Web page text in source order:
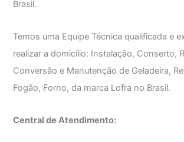
Brasil.
Temos uma Equipe Técnica qualificada e
realizar a domicílio: Instalação, Conserto,
Conversão e Manutenção de Geladeira,
Fogão, Forno, da marca Lofra no Brasil.
Central de Atendimento: